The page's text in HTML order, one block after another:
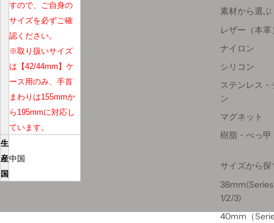
素材から選ぶ
レザー（本革
ナイロン
シリコン
ステンレス・
ン
マグネット
樹脂・べっ甲
サイズから探
38mm(Series
1/2/3)
40mm（
すので、ご自身の
サイズを必ずご確
認ください。
※取り扱いサイズ
は【42/44mm】ケ
ース用のみ、手首
まわりは155mmか
ら195mmに対応し
ています。
生
産
国
中国